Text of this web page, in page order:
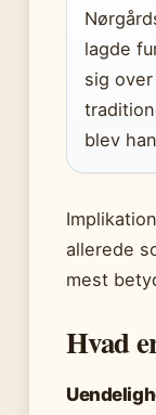
lagde
sig
blev
allerede
mest
Hvad